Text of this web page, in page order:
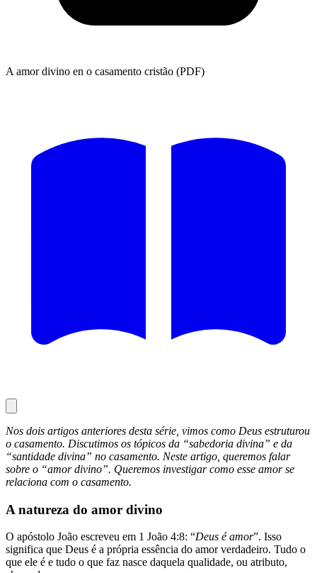
A amor divino en o casamento cristão (PDF)
Nos dois artigos anteriores desta série, vimos como Deus estruturou
o casamento. Discutimos os tópicos da “sabedoria divina” e da
“santidade divina” no casamento. Neste artigo, queremos falar
sobre o “amor divino”. Queremos investigar como esse amor se
relaciona com o casamento.
A natureza do amor divino
O apóstolo João escreveu em 1 João 4:8: “Deus é amor”. Isso
significa que Deus é a própria essência do amor verdadeiro. Tudo o
que ele é e tudo o que faz nasce daquela qualidade, ou atributo,